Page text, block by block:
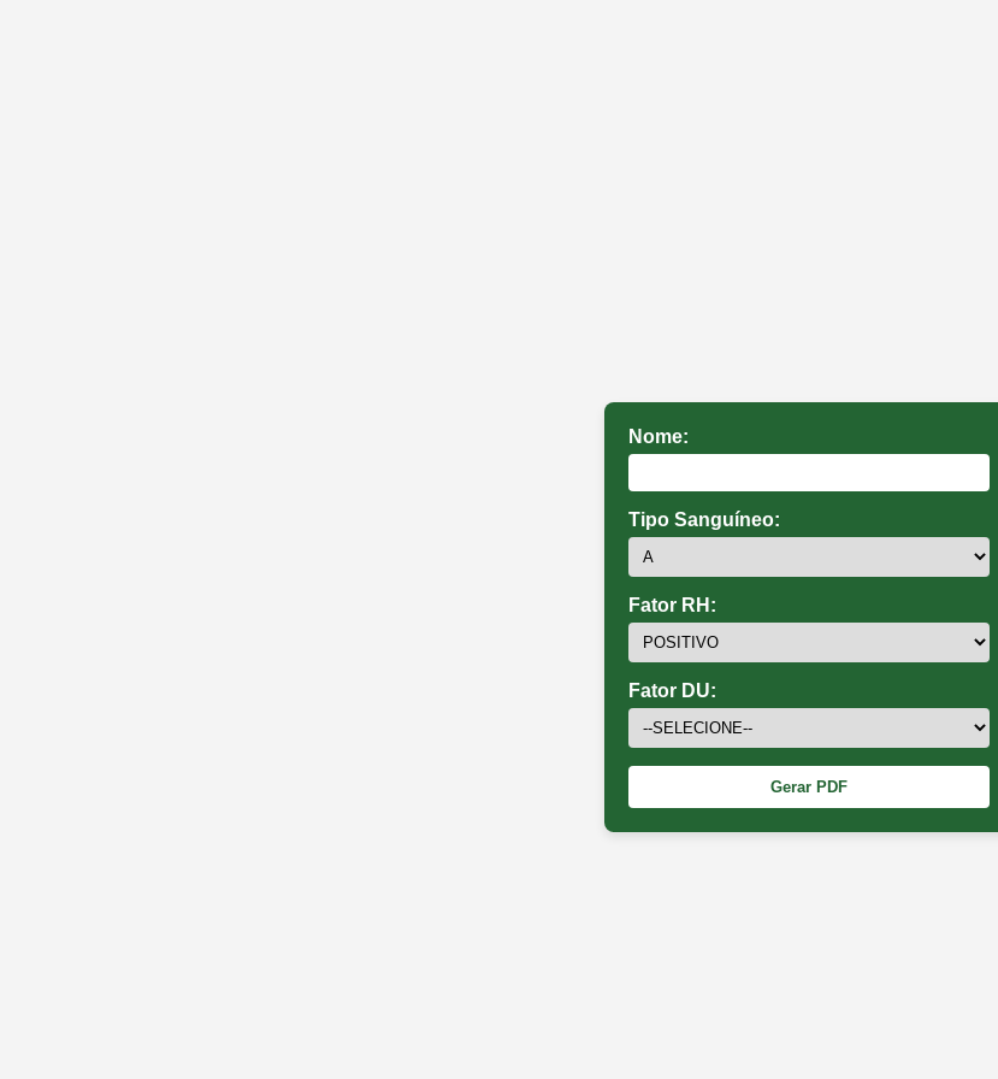
Nome:
Tipo Sanguíneo:
Fator RH:
Fator DU:
Gerar PDF